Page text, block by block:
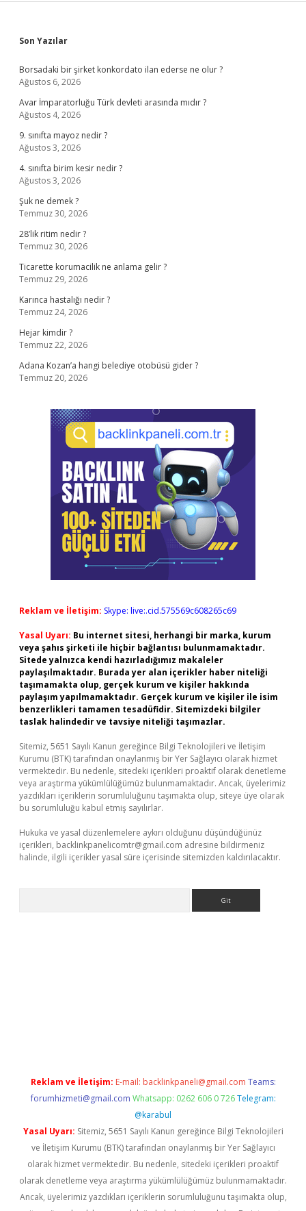
Sidebar
Son Yazılar
Borsadaki bir şirket konkordato ilan ederse ne olur ?
Ağustos 6, 2026
Avar İmparatorluğu Türk devleti arasında mıdır ?
Ağustos 4, 2026
9. sınıfta mayoz nedir ?
Ağustos 3, 2026
4. sınıfta birim kesir nedir ?
Ağustos 3, 2026
Şuk ne demek ?
Temmuz 30, 2026
28’lik ritim nedir ?
Temmuz 30, 2026
Ticarette korumacilik ne anlama gelir ?
Temmuz 29, 2026
Karınca hastalığı nedir ?
Temmuz 24, 2026
Hejar kimdir ?
Temmuz 22, 2026
Adana Kozan’a hangi belediye otobüsü gider ?
Temmuz 20, 2026
Reklam ve İletişim: Skype: live:.cid.575569c608265c69
Yasal Uyarı: Bu internet sitesi, herhangi bir marka, kurum
veya şahıs şirketi ile hiçbir bağlantısı bulunmamaktadır.
Sitede yalnızca kendi hazırladığımız makaleler
paylaşılmaktadır. Burada yer alan içerikler haber niteliği
taşımamakta olup, gerçek kurum ve kişiler hakkında
paylaşım yapılmamaktadır. Gerçek kurum ve kişiler ile isim
benzerlikleri tamamen tesadüfidir. Sitemizdeki bilgiler
taslak halindedir ve tavsiye niteliği taşımazlar.
Sitemiz, 5651 Sayılı Kanun gereğince Bilgi Teknolojileri ve İletişim
Kurumu (BTK) tarafından onaylanmış bir Yer Sağlayıcı olarak hizmet
vermektedir. Bu nedenle, sitedeki içerikleri proaktif olarak denetleme
veya araştırma yükümlülüğümüz bulunmamaktadır. Ancak, üyelerimiz
yazdıkları içeriklerin sorumluluğunu taşımakta olup, siteye üye olarak
bu sorumluluğu kabul etmiş sayılırlar.
Hukuka ve yasal düzenlemelere aykırı olduğunu düşündüğünüz
içerikleri, backlinkpanelicomtr@gmail.com adresine bildirmeniz
halinde, ilgili içerikler yasal süre içerisinde sitemizden kaldırılacaktır.
Reklam ve İletişim: E-mail: backlinkpaneli@gmail.com Teams:
forumhizmeti@gmail.com Whatsapp: 0262 606 0 726 Telegram:
@karabul
Yasal Uyarı: Sitemiz, 5651 Sayılı Kanun gereğince Bilgi Teknolojileri
ve İletişim Kurumu (BTK) tarafından onaylanmış bir Yer Sağlayıcı
olarak hizmet vermektedir. Bu nedenle, sitedeki içerikleri proaktif
olarak denetleme veya araştırma yükümlülüğümüz bulunmamaktadır.
Ancak, üyelerimiz yazdıkları içeriklerin sorumluluğunu taşımakta olup,